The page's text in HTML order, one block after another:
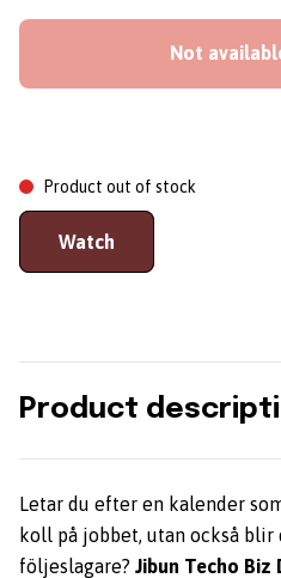
Not
Product out of stock
Watch
Product
Letar du efter en kalender
koll på jobbet, utan också blir
följeslagare? Jibun Techo Biz